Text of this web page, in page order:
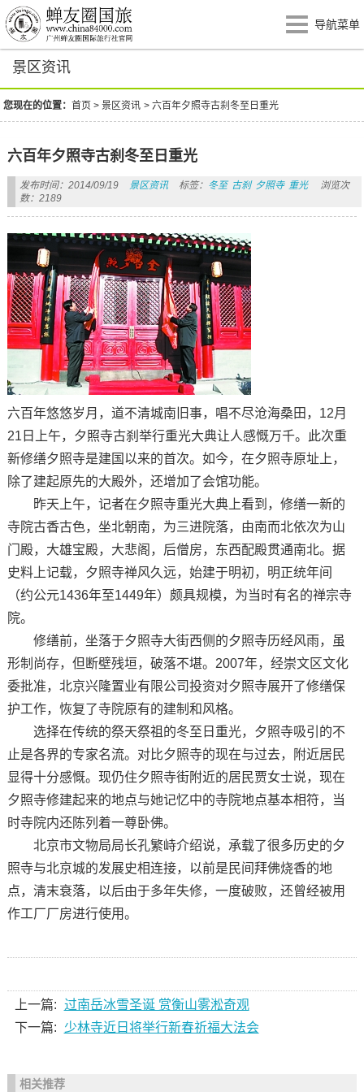
导航菜单
景区资讯
您现在的位置：首页 >景区资讯 >六百年夕照寺古刹冬至日重光
六百年夕照寺古刹冬至日重光
发布时间：2014/09/19 景区资讯 标签： 冬至 古刹 夕照寺 重光
浏览次
数：2189
六百年悠悠岁月，道不清城南旧事，唱不尽沧海桑田，12月
21日上午，夕照寺古刹举行重光大典让人感慨万千。此次重
新修缮夕照寺是建国以来的首次。如今，在夕照寺原址上，
除了建起原先的大殿外，还增加了会馆功能。
昨天上午，记者在夕照寺重光大典上看到，修缮一新的
寺院古香古色，坐北朝南，为三进院落，由南而北依次为山
门殿，大雄宝殿，大悲阁，后僧房，东西配殿贯通南北。据
史料上记载，夕照寺禅风久远，始建于明初，明正统年间
（约公元1436年至1449年）颇具规模，为当时有名的禅宗寺
院。
修缮前，坐落于夕照寺大街西侧的夕照寺历经风雨，虽
形制尚存，但断壁残垣，破落不堪。2007年，经崇文区文化
委批准，北京兴隆置业有限公司投资对夕照寺展开了修缮保
护工作，恢复了寺院原有的建制和风格。
选择在传统的祭天祭祖的冬至日重光，夕照寺吸引的不
止是各界的专家名流。对比夕照寺的现在与过去，附近居民
显得十分感慨。现仍住夕照寺街附近的居民贾女士说，现在
夕照寺修建起来的地点与她记忆中的寺院地点基本相符，当
时寺院内还陈列着一尊卧佛。
北京市文物局局长孔繁峙介绍说，承载了很多历史的夕
照寺与北京城的发展史相连接，以前是民间拜佛烧香的地
点，清末衰落，以后由于多年失修，一度破败，还曾经被用
作工厂厂房进行使用。
上一篇: 过南岳冰雪圣诞 赏衡山雾淞奇观
下一篇:
少林寺近日将举行新春祈福大法会
相关推荐